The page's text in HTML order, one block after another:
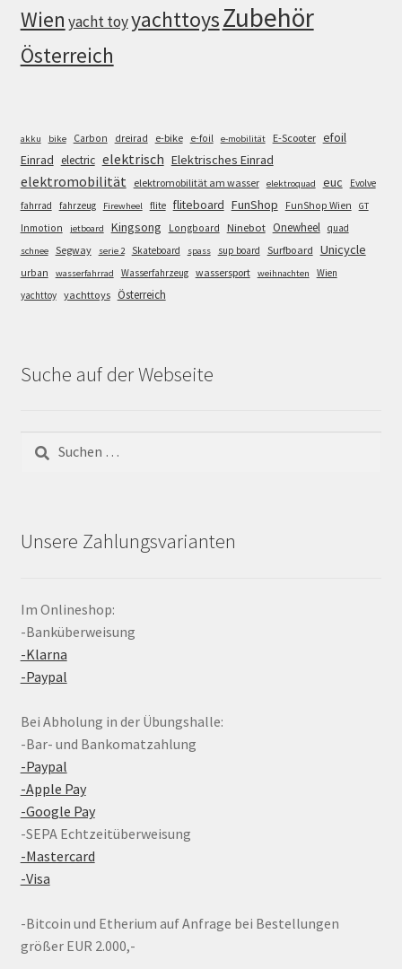
Wien yacht toyyachttoysZubehör
Österreich
akku bike Carbon dreirad e-bike e-foil e-mobilität E-Scooter efoil
Einrad electric elektrisch Elektrisches Einrad
elektromobilität elektromobilität am wasser elektroquad euc
Evolve
fahrrad
fahrzeug Firewheel flite fliteboard FunShop FunShop Wien GT
Inmotion jetboard Kingsong Longboard Ninebot Onewheel quad
schnee Segway serie 2 Skateboard spass sup board Surfboard Unicycle
urban wasserfahrrad Wasserfahrzeug wassersport weihnachten
Wien
yachttoy yachttoys Österreich
Suche auf der Webseite
Suchen
nach:
Unsere Zahlungsvarianten
Im Onlineshop:
-Banküberweisung
-Klarna
-Paypal
Bei Abholung in der Übungshalle:
-Bar- und Bankomatzahlung
-Paypal
-Apple Pay
-Google Pay
-SEPA Echtzeitüberweisung
-Mastercard
-Visa
-Bitcoin und Etherium auf Anfrage bei Bestellungen
größer EUR 2.000,-